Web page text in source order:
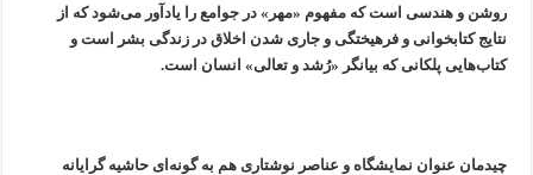
روشن و هندسی است که مفهوم «مهر» در جوامع را یادآور می‌شود که از
نتایج کتابخوانی و فرهیختگی و جاری شدن اخلاق در زندگی بشر است و
کتاب‌هایی پلکانی که بیانگر «رُشد و تعالی» انسان است.
چیدمان عنوان نمایشگاه و عناصر نوشتاری هم به گونه‌ای حاشیه گرایانه